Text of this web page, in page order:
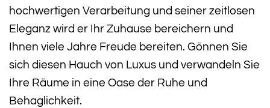
hochwertigen Verarbeitung und seiner zeitlosen
Eleganz wird er Ihr Zuhause bereichern und
Ihnen viele Jahre Freude bereiten. Gönnen Sie
sich diesen Hauch von Luxus und verwandeln Sie
Ihre Räume in eine Oase der Ruhe und
Behaglichkeit.